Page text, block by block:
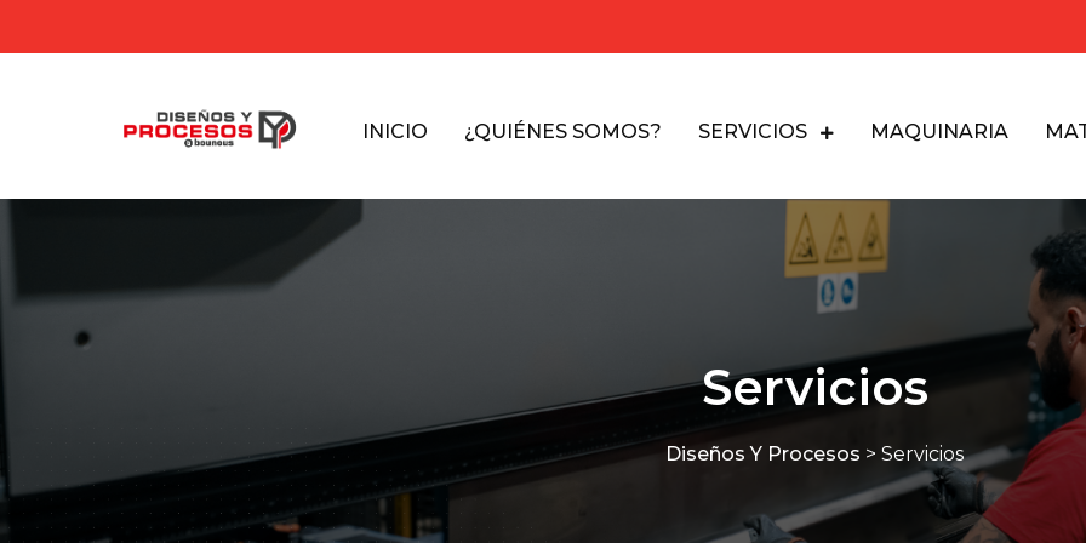
INICIO ¿QUIÉNES SOMOS? SERVICIOS MAQUINARIA
Servicios
Diseños Y Procesos > Servicios